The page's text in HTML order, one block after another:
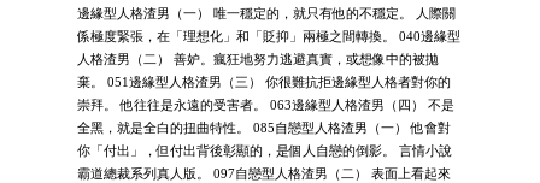
邊緣型人格渣男（一） 唯一穩定的，就只有他的不穩定。 人際關
係極度緊張，在「理想化」和「貶抑」兩極之間轉換。 040邊緣型
人格渣男（二） 善妒。瘋狂地努力逃避真實，或想像中的被拋
棄。 051邊緣型人格渣男（三） 你很難抗拒邊緣型人格者對你的
崇拜。 他往往是永遠的受害者。 063邊緣型人格渣男（四） 不是
全黑，就是全白的扭曲特性。 085自戀型人格渣男（一） 他會對
你「付出」，但付出背後彰顯的，是個人自戀的倒影。 言情小說
霸道總裁系列真人版。 097自戀型人格渣男（二） 表面上看起來